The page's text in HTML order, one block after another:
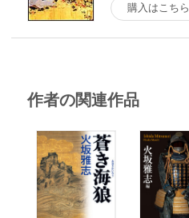
購入はこちら
作者の関連作品